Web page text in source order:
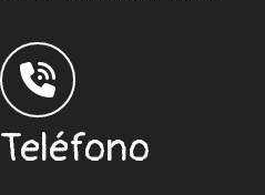
Teléfono